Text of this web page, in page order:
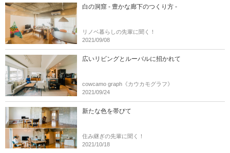
白の洞窟 - 豊かな廊下のつくり方 -
リノベ暮らしの先輩に聞く！
2021/09/08
広いリビングとルーバルに招かれて
cowcamo graph《カウカモグラフ》
2021/09/24
新たな色を帯びて
住み継ぎの先輩に聞く！
2021/10/18